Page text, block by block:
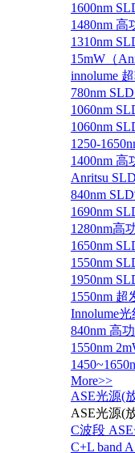
1600nm
1480nm 高
1310nm
15mW（
innolume
780nm
1060nm
1060nm
1250-
1400nm 高
Anritsu
840nm
1690nm
1280nm高
1650nm
1550nm
1950nm
1550nm
Innolume
840nm 高
1550nm
More>>
ASE光源(
ASE光源(
C波段
C+L band